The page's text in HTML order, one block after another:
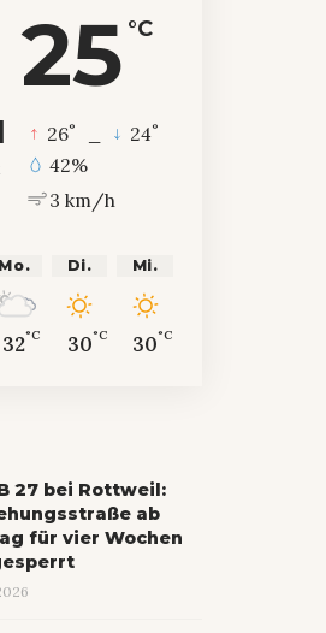
25 °C
26° 24°
42%
3 km/h
Mo.
32°C
Di.
30°C
Mi.
30°C
27 bei Rottweil:
ab
für vier Wochen